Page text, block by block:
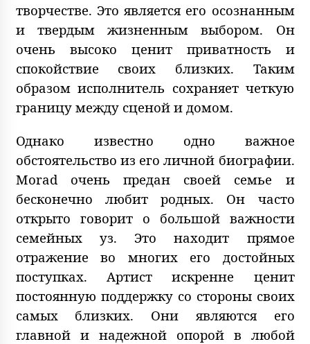
творчестве. Это является его осознанным
и твердым жизненным выбором. Он
очень высоко ценит приватность и
спокойствие своих близких. Таким
образом исполнитель сохраняет четкую
границу между сценой и домом.
Однако известно одно важное
обстоятельство из его личной биографии.
Morad очень предан своей семье и
бесконечно любит родных. Он часто
открыто говорит о большой важности
семейных уз. Это находит прямое
отражение во многих его достойных
поступках. Артист искренне ценит
постоянную поддержку со стороны своих
самых близких. Они являются его
главной и надежной опорой в любой